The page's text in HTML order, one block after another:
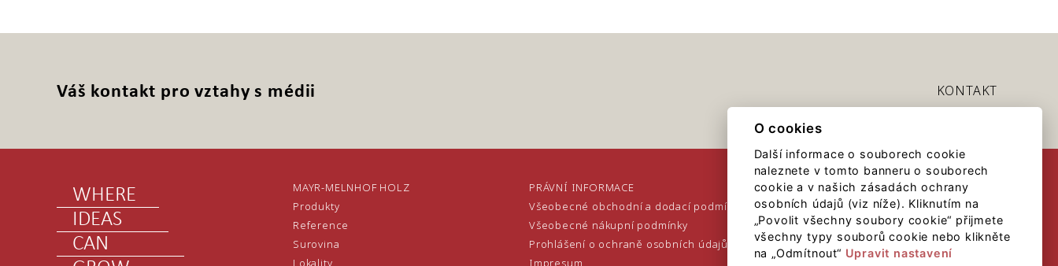
Váš kontakt pro vztahy s médii KONTAKT
WHERE
IDEAS
CAN
MAYR-MELNHOF HOLZ
Produkty
Reference
Surovina
Lokality
PRÁVNÍ INFORMACE
Všeobecné obchodní a dodací podmínky
Všeobecné nákupní podmínky
Prohlášení o ochraně osobních údajů
Impresum
Mapa stránek
O cookies
Další informace o souborech cookie
naleznete v tomto banneru o souborech
cookie a v našich zásadách ochrany
osobních údajů (viz níže). Kliknutím na
„Povolit všechny soubory cookie“ přijmete
všechny typy souborů cookie nebo klikněte
na „Odmítnout“ Upravit nastavení